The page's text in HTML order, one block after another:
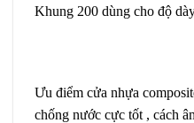
Khung 200 dùng cho độ
Ưu điểm cửa nhựa
chống nước cực tốt , cách